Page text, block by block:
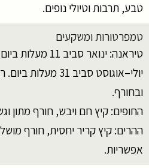
טבע, תרבות וטיולי נופים.
טמפרטורות ומשקעים
יולי–אוגוסט סביב
ובחורף.
החופים: קיץ חם ויבש, חורף מתון
ההרים: קיץ קריר יחסית, חורף
אפשריות.